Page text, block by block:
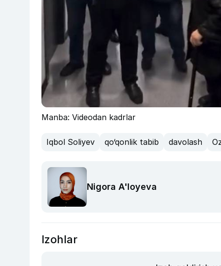
Manba: Videodan kadrlar
Iqbol Soliyev qo‘qonlik tabib davolash
Nigora A'loyeva
Izohlar